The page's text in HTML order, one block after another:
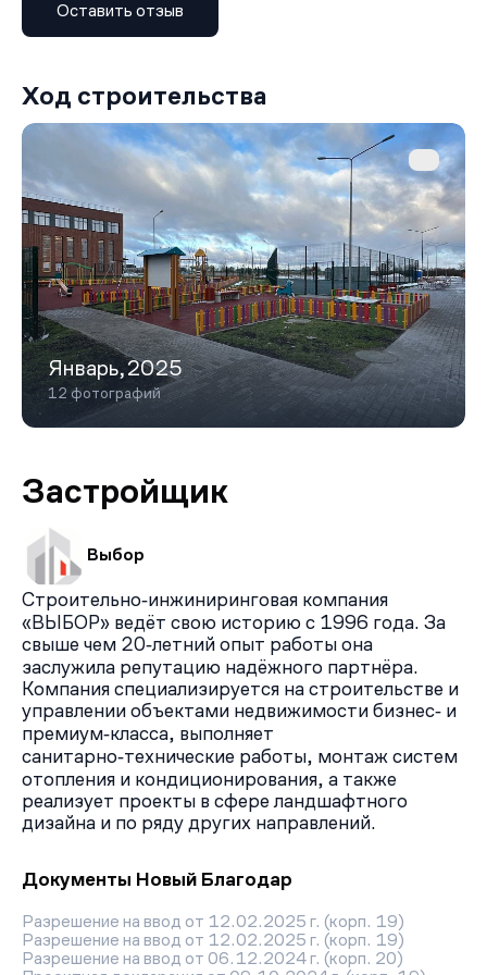
микрорайоне Болгарский Городок. Расстояние до
центра города — около 2,5 км, до железнодорожной
можно доехать за 1 час 10 минут, до центрального
округа Москвы — за 1,5 часа.
Инфраструктура района развита: в шаговой
доступности находятся гимназия №1 (входит в
топ-100 лучших школ Подмосковья), детский сад,
Волоколамская ЦРБ, взрослая и детская поликлиники,
продуктовые магазины, фитнес-центры, пункты
выдачи. До детского сада «Радуга» можно добраться
на автобусе №5 — он находится в 1,7 км от комплекса.
Оставить отзыв
Ход строительства
Январь,2025
12 фотографий
Застройщик
Выбор
Строительно‑инжиниринговая компания
«ВЫБОР» ведёт свою историю с 1996 года. За
свыше чем 20‑летний опыт работы она
заслужила репутацию надёжного партнёра.
Компания специализируется на строительстве и
управлении объектами недвижимости бизнес‑ и
премиум‑класса, выполняет
санитарно‑технические работы, монтаж систем
отопления и кондиционирования, а также
реализует проекты в сфере ландшафтного
дизайна и по ряду других направлений.
Документы Новый Благодар
Разрешение на ввод от 12.02.2025 г. (корп. 19)
Разрешение на ввод от 12.02.2025 г. (корп. 19)
Разрешение на ввод от 06.12.2024 г. (корп. 20)